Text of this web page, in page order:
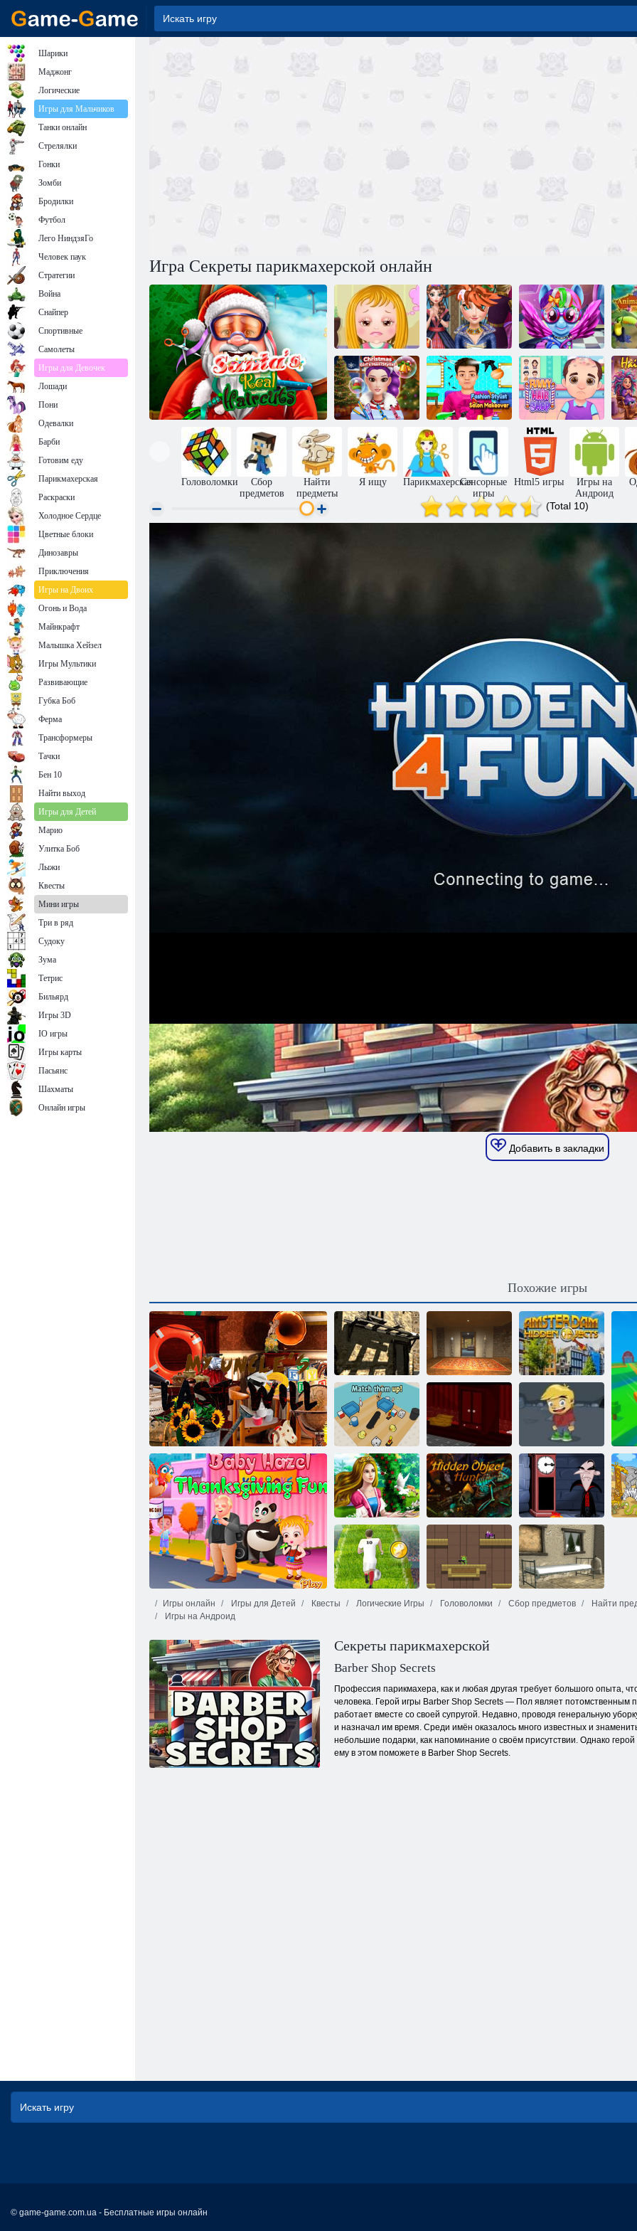
Игра Секреты парикмахерской онлайн
Уход за
волосами
малышки
Хэйзел
Ледяная
принцесса:
Реальная
стрижка
Радуга Дэш:
Реальные
причёски
Парикмахер
для девочки на
Рождество
Салон красоты
и стилист
моды:
преображение
Забавные
парикмахерские
Головоломки
Сбор
предметов
Найти
предметы
Я ищу ПарикмахерскаяСенсорные
игры
Html5 игры
Игры на
Андроид
(Total 10)
Добавить в закладки
Похожие игры
Последняя воля дядюшки
Побег из
старинной
деревни
Каменный дом:
Побег
Поиск
предметов:
Амстердам
Сопоставьте
их!
Похищенный
призраками
Малышка Хейзел. Развлечение на День
благодарения
Моя книга
приключений 2
Принцесса и
скрытые
объекты
Охота на
скрытые
объекты: Часть
2
Счастливая
обезьянка
Часть 2
Игры онлайн Игры для Детей Квесты Логические Игры Головоломки Сбор предметов Найти
Игры на Андроид
Секреты парикмахерской
Barber Shop Secrets
Профессия парикмахера, как и любая другая требует большого опыта,
человека. Герой игры Barber Shop Secrets — Пол являет потомственным
работает вместе со своей супругой. Недавно, проводя генеральную
и назначал им время. Среди имён оказалось много известных и
небольшие подарки, как напоминание о своём присутствии. Однако
ему в этом поможете в Barber Shop Secrets.
Шарики
Маджонг
Логические
Игры для Мальчиков
Танки онлайн
Стрелялки
Гонки
Зомби
Бродилки
Футбол
Лего НиндзяГо
Человек паук
Стратегии
Война
Снайпер
Спортивные
Самолеты
Игры для Девочек
Лошади
Пони
Одевалки
Барби
Готовим еду
Парикмахерская
Раскраски
Холодное Сердце
Цветные блоки
Динозавры
Приключения
Игры на Двоих
Огонь и Вода
Майнкрафт
Малышка Хейзел
Игры Мультики
Развивающие
Губка Боб
Ферма
Трансформеры
Тачки
Бен 10
Найти выход
Игры для Детей
Марио
Улитка Боб
Лыжи
Квесты
Мини игры
Три в ряд
Судоку
Зума
Тетрис
Бильярд
Игры 3D
IO игры
Игры карты
Пасьянс
Шахматы
Онлайн игры
© game-game.com.ua - Бесплатные игры онлайн